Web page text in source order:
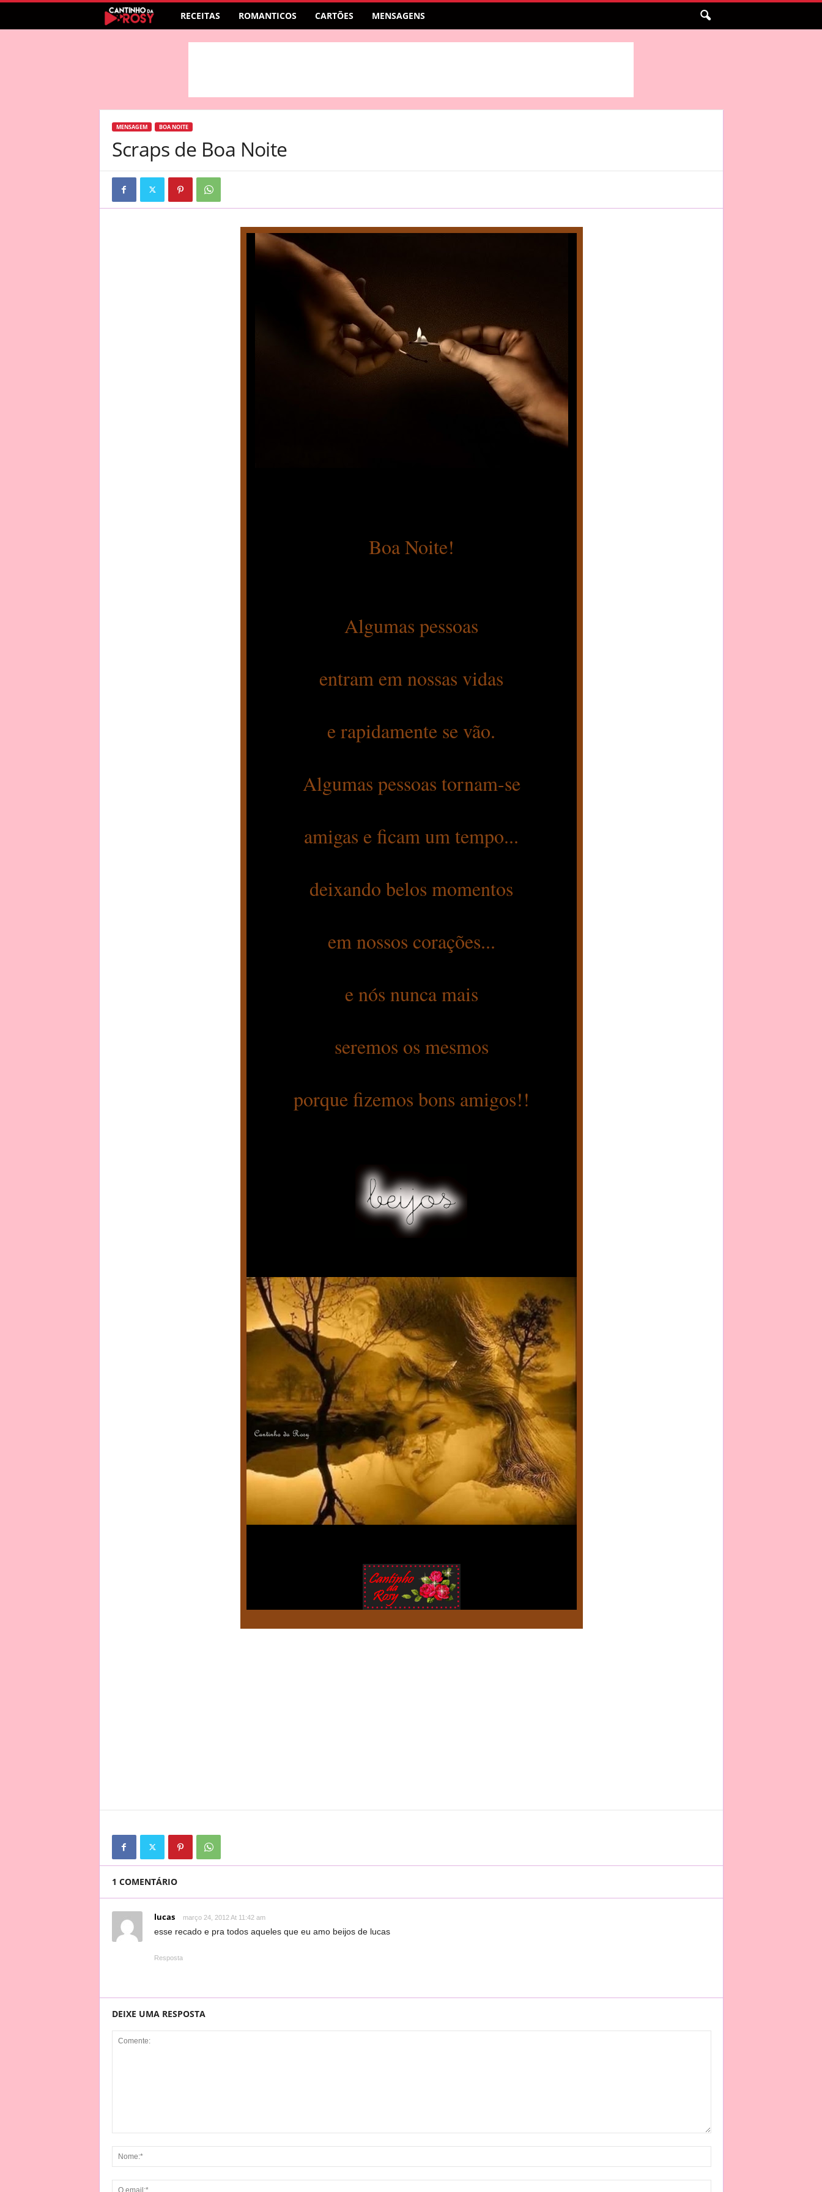
RECEITAS ROMANTICOS CARTÕES MENSAGENS
MENSAGEM BOA NOITE
Scraps de Boa Noite
Boa Noite!
Algumas pessoas
entram em nossas vidas
e rapidamente se vão.
Algumas pessoas tornam-se
amigas e ficam um tempo...
deixando belos momentos
em nossos corações...
e nós nunca mais
seremos os mesmos
porque fizemos bons amigos!!
1 COMENTÁRIO
lucas março 24, 2012 At 11:42 am
esse recado e pra todos aqueles que eu amo beijos de lucas
Resposta
DEIXE UMA RESPOSTA